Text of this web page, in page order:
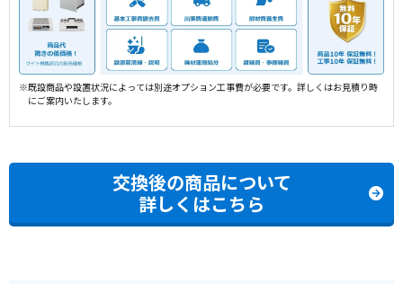
※既設商品や設置状況によっては別途オプション工事費が必要です。詳しくはお見積り時
にご案内いたします。
交換後の商品について
詳しくはこちら